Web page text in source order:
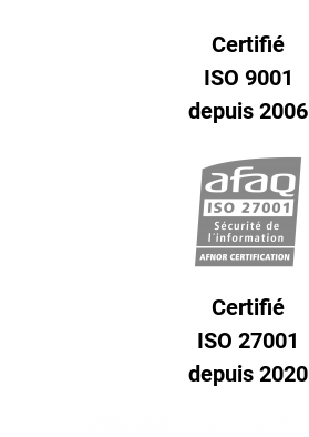
Certifié
ISO 9001
depuis 2006
Certifié
ISO 27001
depuis 2020